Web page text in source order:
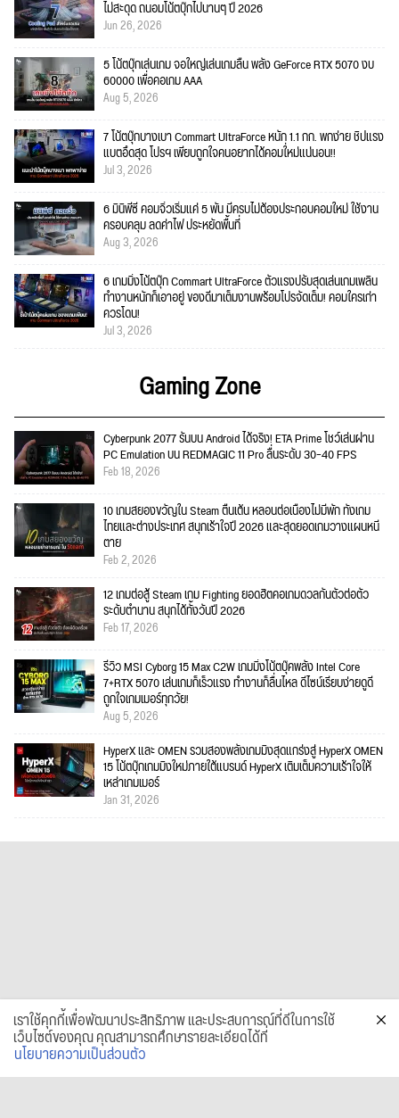
ไม่สะดุด ถนอมโน้ตบุ๊กไปนานๆ ปี 2026
Jun 26, 2026
5 โน้ตบุ๊กเล่นเกม จอใหญ่เล่นเกมลื่น พลัง GeForce RTX 5070 งบ
60000 เพื่อคอเกม AAA
Aug 5, 2026
7 โน้ตบุ๊กบางเบา Commart UltraForce หนัก 1.1 กก. พกง่าย ชิปแรง
แบตอึดสุด โปรฯ เพียบถูกใจคนอยากได้คอมใ่หม่แน่นอน!!
Jul 3, 2026
6 มินิพีซี คอมจิ๋วเริ่มแค่ 5 พัน มีครบไม่ต้องประกอบคอมใหม่ ใช้งาน
ครอบคลุม ลดค่าไฟ ประหยัดพื้นที่
Aug 3, 2026
6 เกมมิ่งโน้ตบุ๊ก Commart UltraForce ตัวแรงปรับสุดเล่นเกมเพลิน
ทำงานหนักก็เอาอยู่ ของดีมาเต็มงานพร้อมโปรจัดเต็ม! คอมใครเก่า
ควรโดน!
Jul 3, 2026
Gaming Zone
Cyberpunk 2077 รันบน Android ได้จริง! ETA Prime โชว์เล่นผ่าน
PC Emulation บน REDMAGIC 11 Pro ลื่นระดับ 30–40 FPS
Feb 18, 2026
10 เกมสยองขวัญใน Steam ตื่นเต้น หลอนต่อเนื่องไม่มีพัก ทั้งเกม
ไทยและต่างประเทศ สนุกเร้าใจปี 2026 และสุดยอดเกมวางแผนหนี
ตาย
Feb 2, 2026
12 เกมต่อสู้ Steam เกม Fighting ยอดฮิตคอเกมดวลกันตัวต่อตัว
ระดับตำนาน สนุกได้ทั้งวันปี 2026
Feb 17, 2026
รีวิว MSI Cyborg 15 Max C2W เกมมิ่งโน้ตบุ๊คพลัง Intel Core
7+RTX 5070 เล่นเกมก็เร็วแรง ทำงานก็ลื่นไหล ดีไซน์เรียบง่ายดูดี
ถูกใจเกมเมอร์ทุกวัย!
Aug 5, 2026
HyperX และ OMEN รวมสองพลังเกมมิงสุดแกร่งสู่ HyperX OMEN
15 โน้ตบุ๊กเกมมิงใหม่ภายใต้แบรนด์ HyperX เติมเต็มความเร้าใจให้
เหล่าเกมเมอร์
Jan 31, 2026
เราใช้คุกกี้เพื่อพัฒนาประสิทธิภาพ และประสบการณ์ที่ดีในการใช้
เว็บไซต์ของคุณ คุณสามารถศึกษารายละเอียดได้ที่
นโยบายความเป็นส่วนตัว